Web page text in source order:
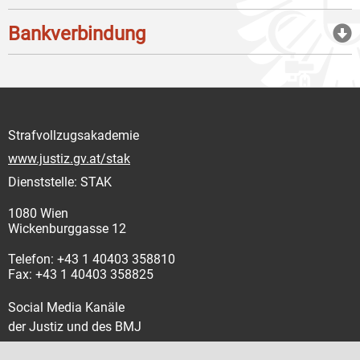
Bankverbindung
Strafvollzugsakademie
www.justiz.gv.at/stak
Dienststelle: STAK
1080 Wien
Wickenburggasse 12
Telefon: +43 1 40403 358810
Fax: +43 1 40403 358825
Social Media Kanäle
der Justiz und des BMJ